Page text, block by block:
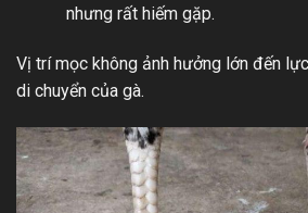
nhưng rất hiếm gặp.
Vị trí mọc không ảnh hưởng lớn đến
di chuyển của gà.